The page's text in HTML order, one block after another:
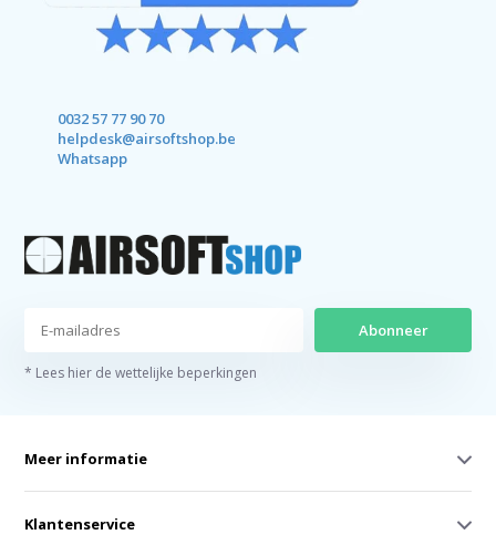
0032 57 77 90 70
helpdesk@airsoftshop.be
Whatsapp
Abonneer
* Lees hier de wettelijke beperkingen
Meer informatie
Klantenservice